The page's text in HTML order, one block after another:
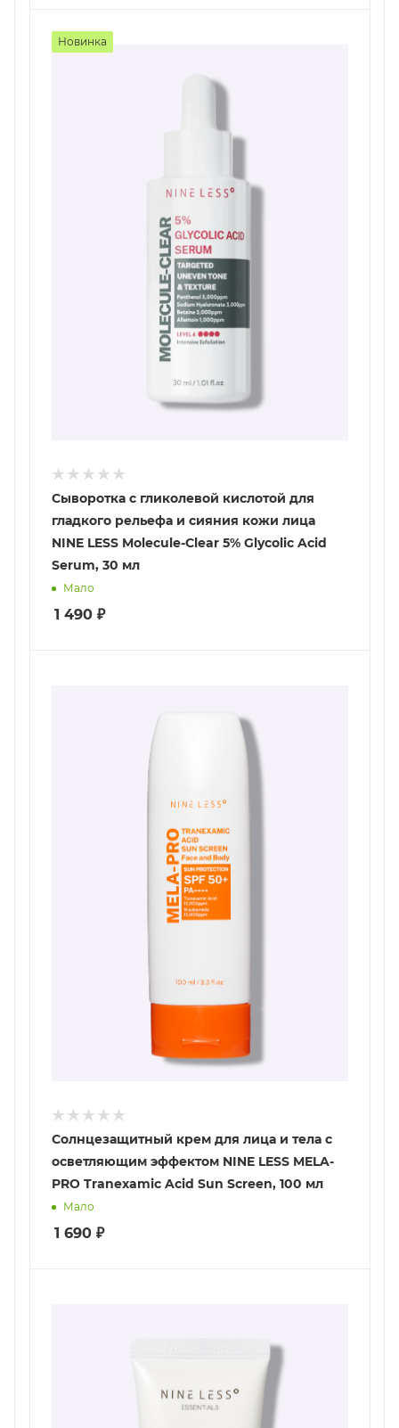
Новинка
Сыворотка с гликолевой кислотой для
гладкого рельефа и сияния кожи лица
NINE LESS Molecule-Clear 5% Glycolic Acid
Serum, 30 мл
Мало
1 490 ₽
Солнцезащитный крем для лица и тела с
осветляющим эффектом NINE LESS MELA-
PRO Tranexamic Acid Sun Screen, 100 мл
Мало
1 690 ₽